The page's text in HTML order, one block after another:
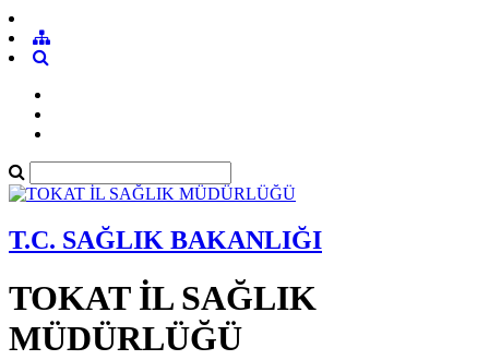
T.C. SAĞLIK BAKANLIĞI
TOKAT İL SAĞLIK
MÜDÜRLÜĞÜ